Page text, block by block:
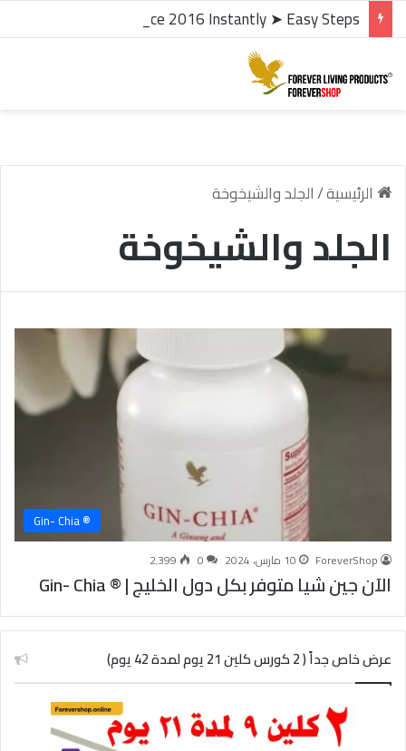
الرئيسية/الجلد والشيخوخة
الجلد والشيخوخة
® Gin- Chia
ForeverShop 10 مارس، 2024 0 2٬399
الآن جين شيا متوفر بكل دول الخليج | ® Gin- Chia
عرض خاص جداً ( 2 كورس كلين 21 يوم لمدة 42 يوم)